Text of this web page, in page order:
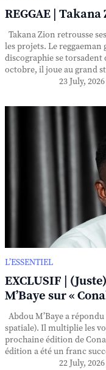
REGGAE |
Takana Zion retrousse
les projets. Le reggaeman
discographie se torsadent
octobre, il joue au grand
23 July, 2026
L’ESSENTIEL
EXCLUSIF |
M’Baye sur «
Abdou M’Baye a
spatiale). Il multiplie les
prochaine édition de
édition a été un franc
22 July, 2026